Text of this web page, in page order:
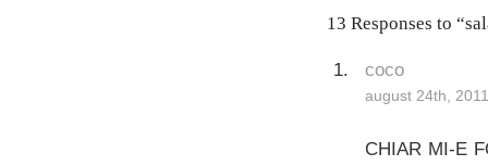
13 Responses to
coco
august 24th,
CHIAR MI-E